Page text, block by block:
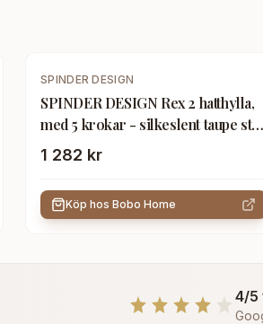
SPINDER DESIGN
SPINDER DESIGN Rex 2 hatthylla,
med 5 krokar - silkeslent taupe stål
(B:70)
1 282 kr
Köp hos Bobo Home
4/5